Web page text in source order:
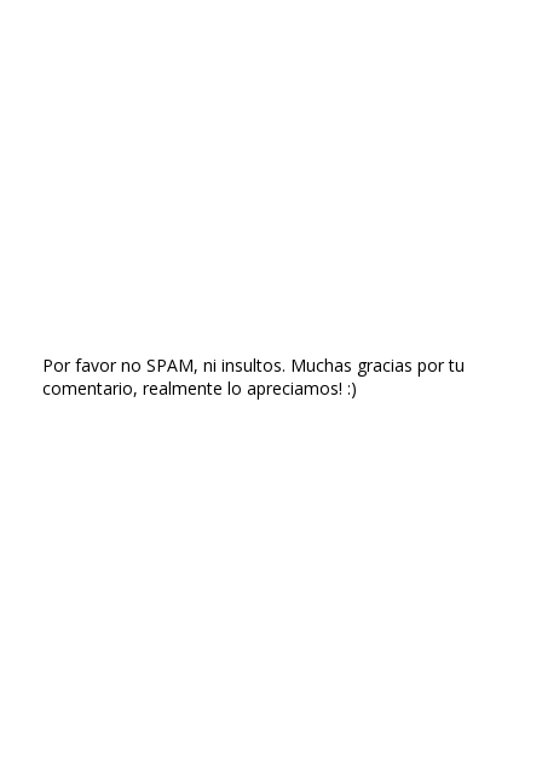
Por favor no SPAM, ni insultos. Muchas gracias por tu
comentario, realmente lo apreciamos! :)